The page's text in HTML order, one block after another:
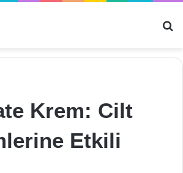
Krem: Cilt
Etkili